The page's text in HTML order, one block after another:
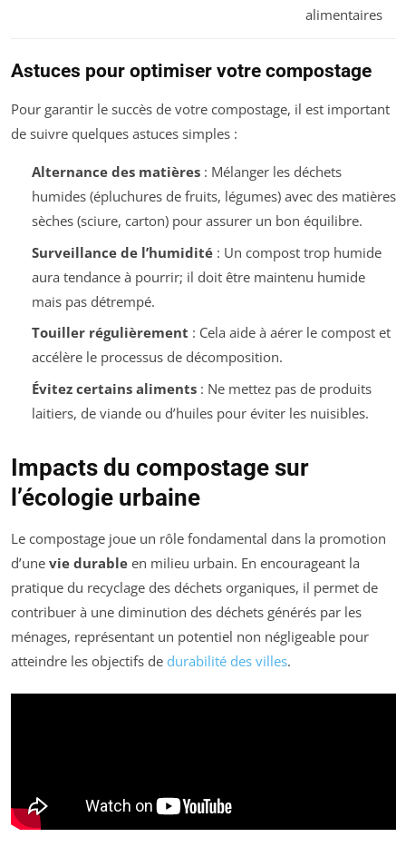
alimentaires
Astuces pour optimiser votre compostage
Pour garantir le succès de votre compostage, il est important
de suivre quelques astuces simples :
Alternance des matières: Mélanger les déchets
humides (épluchures de fruits, légumes) avec des matières
sèches (sciure, carton) pour assurer un bon équilibre.
Surveillance de l’humidité: Un compost trop humide
aura tendance à pourrir; il doit être maintenu humide
mais pas détrempé.
Touiller régulièrement : Cela aide à aérer le compost et
accélère le processus de décomposition.
Évitez certains aliments: Ne mettez pas de produits
laitiers, de viande ou d’huiles pour éviter les nuisibles.
Impacts du compostage sur
l’écologie urbaine
Le compostage joue un rôle fondamental dans la promotion
d’une vie durable en milieu urbain. En encourageant la
pratique du recyclage des déchets organiques, il permet de
contribuer à une diminution des déchets générés par les
ménages, représentant un potentiel non négligeable pour
atteindre les objectifs de durabilité des villes.